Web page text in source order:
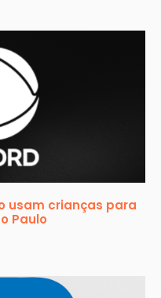
usam crianças para
Paulo